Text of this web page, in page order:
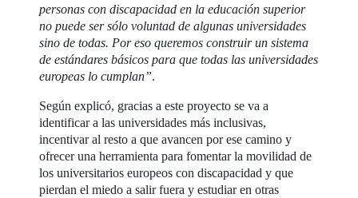
personas con discapacidad en la educación superior
no puede ser sólo voluntad de algunas universidades
sino de todas. Por eso queremos construir un sistema
de estándares básicos para que todas las universidades
europeas lo cumplan”.
Según explicó, gracias a este proyecto se va a
identificar a las universidades más inclusivas,
incentivar al resto a que avancen por ese camino y
ofrecer una herramienta para fomentar la movilidad de
los universitarios europeos con discapacidad y que
pierdan el miedo a salir fuera y estudiar en otras